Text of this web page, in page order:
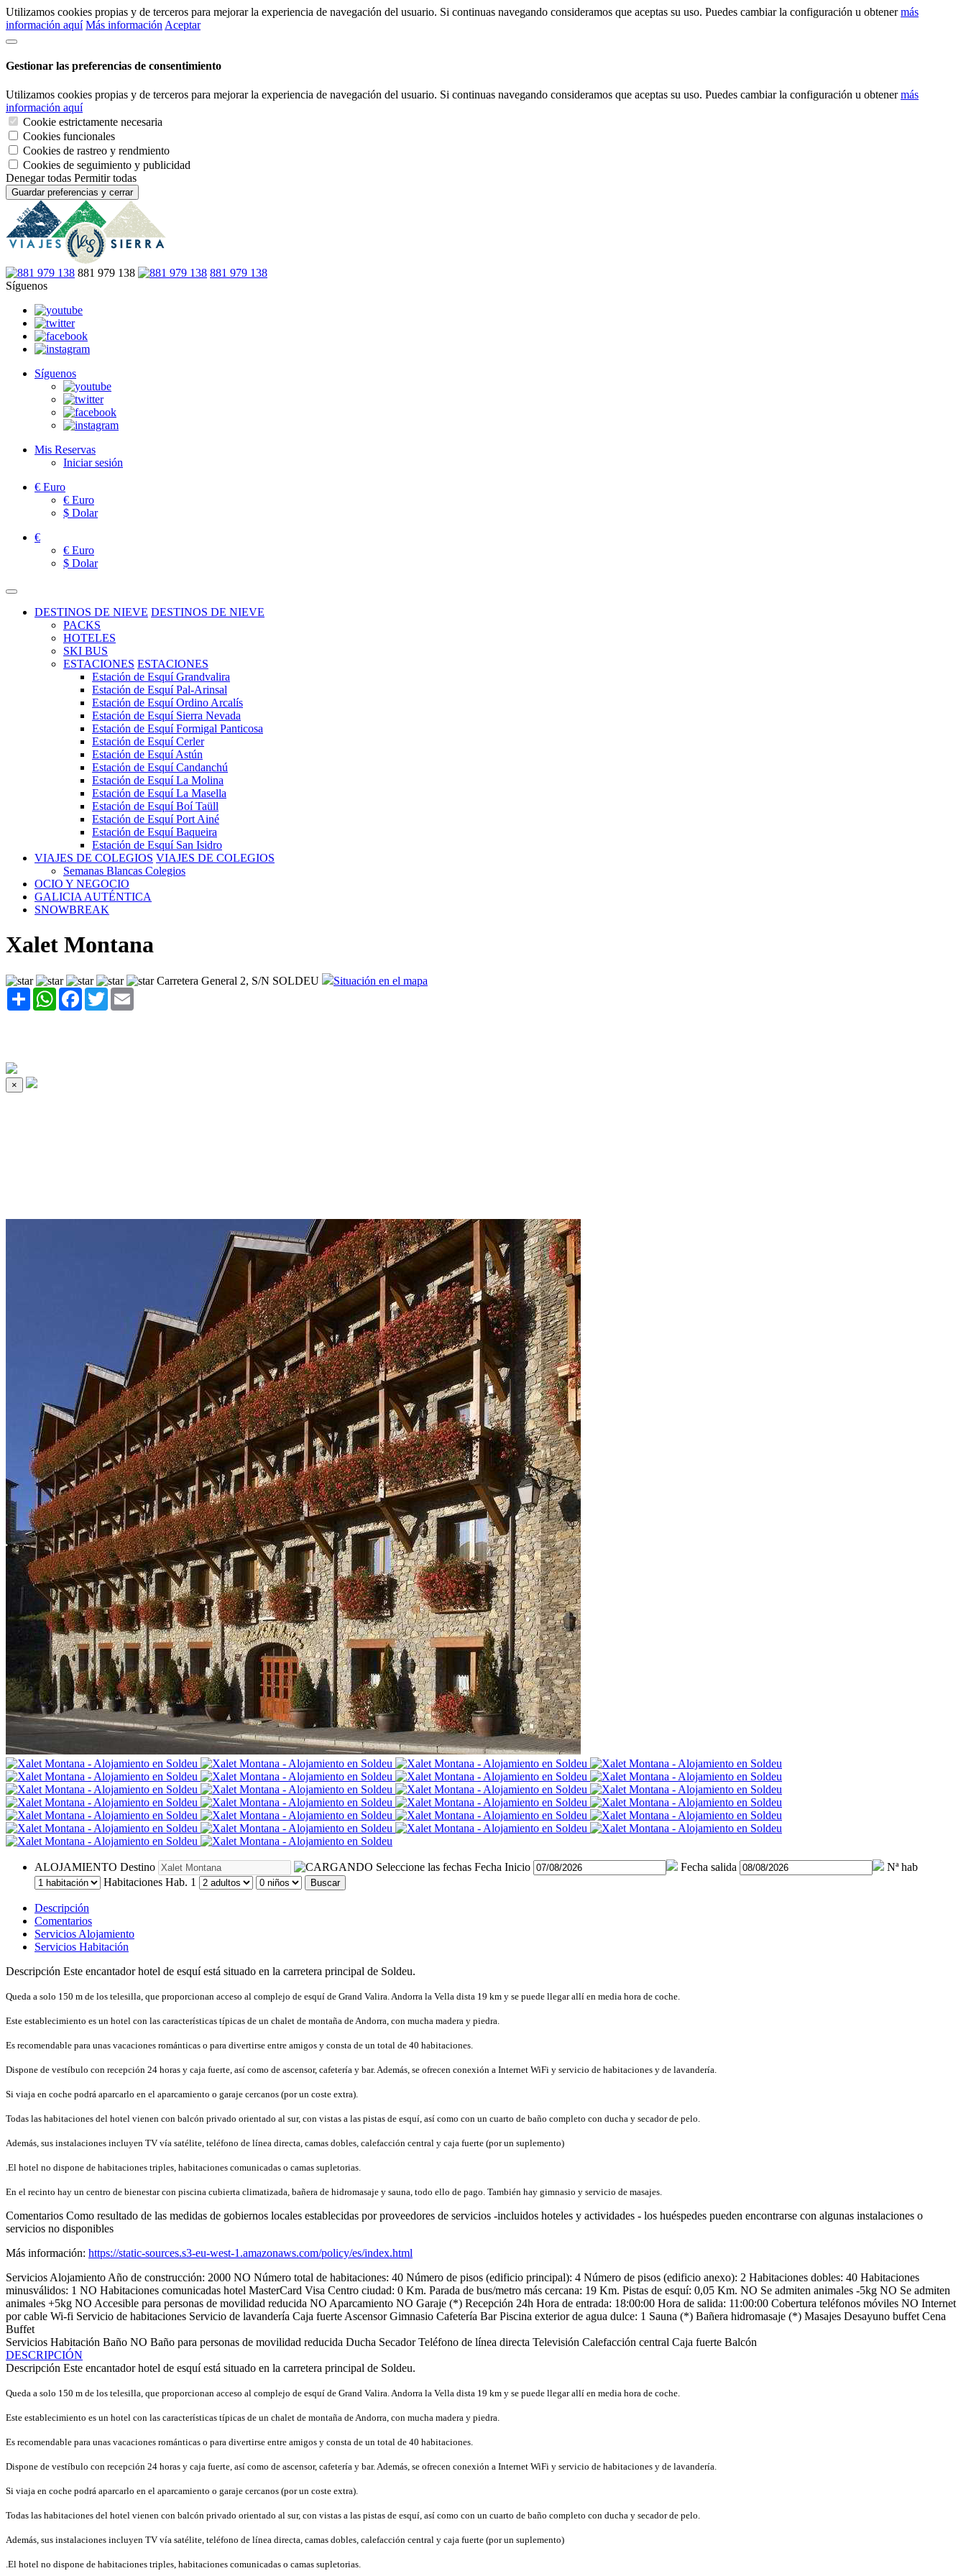
Utilizamos cookies propias y de terceros para mejorar la experiencia de navegación del usuario. Si continuas navegando consideramos que aceptas su uso. Puedes cambiar la configuración u obtenermás
información aquí Más información Aceptar
Gestionar las preferencias de consentimiento
Utilizamos cookies propias y de terceros para mejorar la experiencia de navegación del usuario. Si continuas navegando consideramos que aceptas su uso. Puedes cambiar la configuración u obtenermás
información aquí
Cookie estrictamente necesaria
Cookies funcionales
Cookies de rastreo y rendmiento
Cookies de seguimiento y publicidad
Denegar todas Permitir todas
Guardar preferencias y cerrar
881 979 138
881 979 138
Síguenos
Síguenos
Mis Reservas
Iniciar sesión
€ Euro
€ Euro
$ Dolar
€
€ Euro
$ Dolar
DESTINOS DE NIEVE DESTINOS DE NIEVE
PACKS
HOTELES
SKI BUS
ESTACIONES ESTACIONES
Estación de Esquí Grandvalira
Estación de Esquí Pal-Arinsal
Estación de Esquí Ordino Arcalís
Estación de Esquí Sierra Nevada
Estación de Esquí Formigal Panticosa
Estación de Esquí Cerler
Estación de Esquí Astún
Estación de Esquí Candanchú
Estación de Esquí La Molina
Estación de Esquí La Masella
Estación de Esquí Boí Taüll
Estación de Esquí Port Ainé
Estación de Esquí Baqueira
Estación de Esquí San Isidro
VIAJES DE COLEGIOS VIAJES DE COLEGIOS
Semanas Blancas Colegios
OCIO Y NEGOCIO
GALICIA AUTÉNTICA
SNOWBREAK
Xalet Montana
Carretera General 2, S/N SOLDEU
Situación en el mapa
Share WhatsAppFacebook
Twitter
×
ALOJAMIENTO Destino Seleccione las fechas Fecha Inicio Fecha salida
Nª hab
Habitaciones Hab. 1 Buscar
Descripción
Comentarios
Servicios Alojamiento
Servicios Habitación
Descripción Este encantador hotel de esquí está situado en la carretera principal de Soldeu.
Queda a solo 150 m de los telesilla, que proporcionan acceso al complejo de esquí de Grand Valira. Andorra la Vella dista 19 km y se puede llegar allí en media hora de coche.
Este establecimiento es un hotel con las características típicas de un chalet de montaña de Andorra, con mucha madera y piedra.
Es recomendable para unas vacaciones románticas o para divertirse entre amigos y consta de un total de 40 habitaciones.
Dispone de vestíbulo con recepción 24 horas y caja fuerte, así como de ascensor, cafetería y bar. Además, se ofrecen conexión a Internet WiFi y servicio de habitaciones y de lavandería.
Si viaja en coche podrá aparcarlo en el aparcamiento o garaje cercanos (por un coste extra).
Todas las habitaciones del hotel vienen con balcón privado orientado al sur, con vistas a las pistas de esquí, así como con un cuarto de baño completo con ducha y secador de pelo.
Además, sus instalaciones incluyen TV vía satélite, teléfono de línea directa, camas dobles, calefacción central y caja fuerte (por un suplemento)
.El hotel no dispone de habitaciones triples, habitaciones comunicadas o camas supletorias.
En el recinto hay un centro de bienestar con piscina cubierta climatizada, bañera de hidromasaje y sauna, todo ello de pago. También hay gimnasio y servicio de masajes.
Comentarios Como resultado de las medidas de gobiernos locales establecidas por proveedores de servicios -incluidos hoteles y actividades - los huéspedes pueden encontrarse con algunas instalaciones o
servicios no disponibles
Más información: https://static-sources.s3-eu-west-1.amazonaws.com/policy/es/index.html
Servicios Alojamiento Año de construcción: 2000 NO Número total de habitaciones: 40 Número de pisos (edificio principal): 4 Número de pisos (edificio anexo): 2 Habitaciones dobles: 40 Habitaciones
minusválidos: 1 NO Habitaciones comunicadas hotel MasterCard Visa Centro ciudad: 0 Km. Parada de bus/metro más cercana: 19 Km. Pistas de esquí: 0,05 Km. NO Se admiten animales -5kg NO Se admiten
animales +5kg NO Accesible para personas de movilidad reducida NO Aparcamiento NO Garaje (*) Recepción 24h Hora de entrada: 18:00:00 Hora de salida: 11:00:00 Cobertura teléfonos móviles NO Internet
por cable Wi-fi Servicio de habitaciones Servicio de lavandería Caja fuerte Ascensor Gimnasio Cafetería Bar Piscina exterior de agua dulce: 1 Sauna (*) Bañera hidromasaje (*) Masajes Desayuno buffet Cena
Buffet
Servicios Habitación Baño NO Baño para personas de movilidad reducida Ducha Secador Teléfono de línea directa Televisión Calefacción central Caja fuerte Balcón
DESCRIPCIÓN
Descripción Este encantador hotel de esquí está situado en la carretera principal de Soldeu.
Queda a solo 150 m de los telesilla, que proporcionan acceso al complejo de esquí de Grand Valira. Andorra la Vella dista 19 km y se puede llegar allí en media hora de coche.
Este establecimiento es un hotel con las características típicas de un chalet de montaña de Andorra, con mucha madera y piedra.
Es recomendable para unas vacaciones románticas o para divertirse entre amigos y consta de un total de 40 habitaciones.
Dispone de vestíbulo con recepción 24 horas y caja fuerte, así como de ascensor, cafetería y bar. Además, se ofrecen conexión a Internet WiFi y servicio de habitaciones y de lavandería.
Si viaja en coche podrá aparcarlo en el aparcamiento o garaje cercanos (por un coste extra).
Todas las habitaciones del hotel vienen con balcón privado orientado al sur, con vistas a las pistas de esquí, así como con un cuarto de baño completo con ducha y secador de pelo.
Además, sus instalaciones incluyen TV vía satélite, teléfono de línea directa, camas dobles, calefacción central y caja fuerte (por un suplemento)
.El hotel no dispone de habitaciones triples, habitaciones comunicadas o camas supletorias.